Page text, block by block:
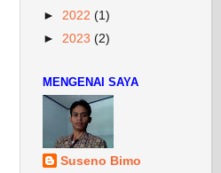
► 2022 (1)
► 2023 (2)
MENGENAI SAYA
Suseno Bimo